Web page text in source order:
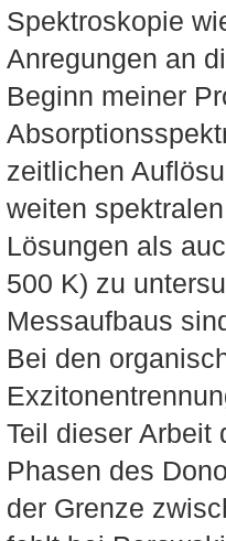
Spektroskopie
Anregungen an
Beginn meiner
zeitlichen
weiten
Lösungen als
500 K) zu
Messaufbaus
Bei den
Teil dieser Arbeit
Phasen des
der Grenze